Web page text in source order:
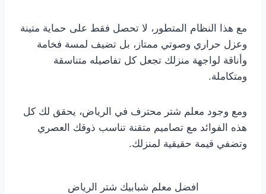
مع هذا النظام المتطور، لا تحصل فقط على حماية متينة
وعزل حراري وصوتي ممتاز، بل تضيف لمسة فخامة
وأناقة لواجهة منزلك تجعل كل تفاصيله متناسقة
ومتكاملة.
ومع وجود معلم شتر محترف في الرياض، يحقق لك كل
هذه الفوائد مع تصاميم متقنة تناسب ذوقك العصري
وتضفي قيمة حقيقية لمنزلك.
افضل معلم شبابيك شتر الرياض